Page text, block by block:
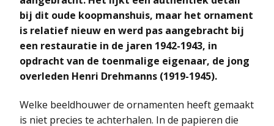
bij dit oude koopmanshuis, maar het ornament
is relatief nieuw en werd pas aangebracht bij
een restauratie in de jaren 1942-1943, in
opdracht van de toenmalige eigenaar, de jong
overleden Henri Drehmanns (1919-1945).
Welke beeldhouwer de ornamenten heeft gemaakt
is niet precies te achterhalen. In de papieren die